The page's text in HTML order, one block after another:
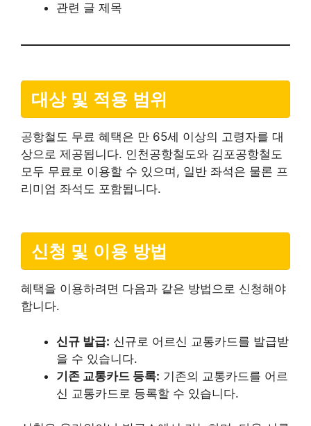
관련 글 제목
대상 및 적용 범위
공항철도 무료 혜택은 만 65세 이상의 고령자를 대
상으로 제공됩니다. 인천공항철도와 김포공항철도
모두 무료로 이용할 수 있으며, 일반 좌석은 물론 프
리미엄 좌석도 포함됩니다.
신청 및 이용 방법
혜택을 이용하려면 다음과 같은 방법으로 신청해야
합니다.
신규 발급: 신규로 어르신 교통카드를 발급받
을 수 있습니다.
기존 교통카드 등록: 기존의 교통카드를 어르
신 교통카드로 등록할 수 있습니다.